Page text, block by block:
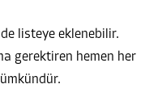
listeye eklenebilir.
gerektiren hemen her